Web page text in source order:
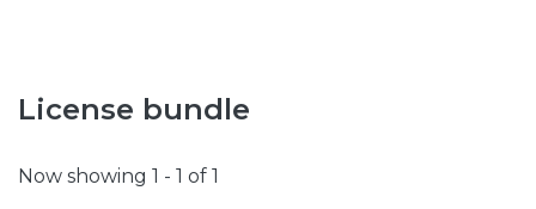
License bundle
Now showing 1 - 1 of 1